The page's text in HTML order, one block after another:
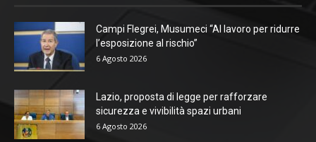
Campi Flegrei, Musumeci “Al lavoro per ridurre
l’esposizione al rischio”
6 Agosto 2026
Lazio, proposta di legge per rafforzare
sicurezza e vivibilità spazi urbani
6 Agosto 2026